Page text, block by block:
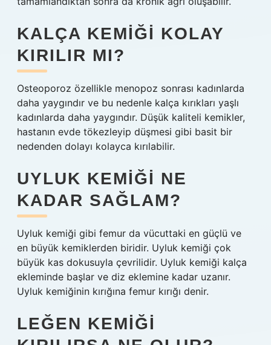
KALÇA KEMIĞI KOLAY
KIRILIR MI?
Osteoporoz özellikle menopoz sonrası kadınlarda
daha yaygındır ve bu nedenle kalça kırıkları yaşlı
kadınlarda daha yaygındır. Düşük kaliteli kemikler,
hastanın evde tökezleyip düşmesi gibi basit bir
nedenden dolayı kolayca kırılabilir.
UYLUK KEMIĞI NE
KADAR SAĞLAM?
Uyluk kemiği gibi femur da vücuttaki en güçlü ve
en büyük kemiklerden biridir. Uyluk kemiği çok
büyük kas dokusuyla çevrilidir. Uyluk kemiği kalça
ekleminde başlar ve diz eklemine kadar uzanır.
Uyluk kemiğinin kırığına femur kırığı denir.
LEĞEN KEMIĞI